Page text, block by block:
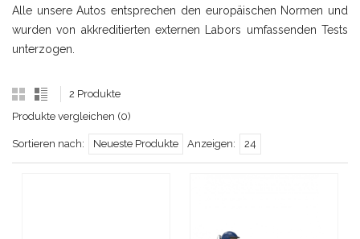
Alle unsere Autos entsprechen den europäischen Normen und
wurden von akkreditierten externen Labors umfassenden Tests
unterzogen.
2 Produkte
Produkte vergleichen (0)
Sortieren nach: Neueste Produkte Anzeigen: 24